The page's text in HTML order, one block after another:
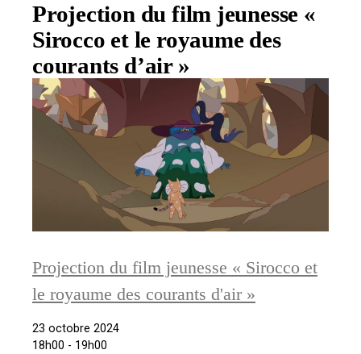
Projection du film jeunesse «
Sirocco et le royaume des
courants d’air »
Projection du film jeunesse « Sirocco et
le royaume des courants d'air »
23 octobre 2024
18h00 - 19h00